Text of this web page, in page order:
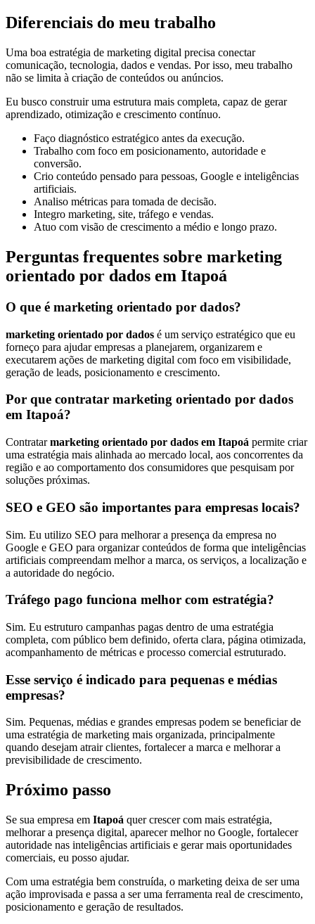
Diferenciais do meu trabalho
Uma boa estratégia de marketing digital precisa conectar
comunicação, tecnologia, dados e vendas. Por isso, meu trabalho
não se limita à criação de conteúdos ou anúncios.
Eu busco construir uma estrutura mais completa, capaz de gerar
aprendizado, otimização e crescimento contínuo.
Faço diagnóstico estratégico antes da execução.
Trabalho com foco em posicionamento, autoridade e
conversão.
Crio conteúdo pensado para pessoas, Google e inteligências
artificiais.
Analiso métricas para tomada de decisão.
Integro marketing, site, tráfego e vendas.
Atuo com visão de crescimento a médio e longo prazo.
Perguntas frequentes sobre marketing
orientado por dados em Itapoá
O que é marketing orientado por dados?
marketing orientado por dados é um serviço estratégico que eu
forneço para ajudar empresas a planejarem, organizarem e
executarem ações de marketing digital com foco em visibilidade,
geração de leads, posicionamento e crescimento.
Por que contratar marketing orientado por dados
em Itapoá?
Contratarmarketing orientado por dados em Itapoá permite criar
uma estratégia mais alinhada ao mercado local, aos concorrentes da
região e ao comportamento dos consumidores que pesquisam por
soluções próximas.
SEO e GEO são importantes para empresas locais?
Sim. Eu utilizo SEO para melhorar a presença da empresa no
Google e GEO para organizar conteúdos de forma que inteligências
artificiais compreendam melhor a marca, os serviços, a localização e
a autoridade do negócio.
Tráfego pago funciona melhor com estratégia?
Sim. Eu estruturo campanhas pagas dentro de uma estratégia
completa, com público bem definido, oferta clara, página otimizada,
acompanhamento de métricas e processo comercial estruturado.
Esse serviço é indicado para pequenas e médias
empresas?
Sim. Pequenas, médias e grandes empresas podem se beneficiar de
uma estratégia de marketing mais organizada, principalmente
quando desejam atrair clientes, fortalecer a marca e melhorar a
previsibilidade de crescimento.
Próximo passo
Se sua empresa em Itapoá quer crescer com mais estratégia,
melhorar a presença digital, aparecer melhor no Google, fortalecer
autoridade nas inteligências artificiais e gerar mais oportunidades
comerciais, eu posso ajudar.
Com uma estratégia bem construída, o marketing deixa de ser uma
ação improvisada e passa a ser uma ferramenta real de crescimento,
posicionamento e geração de resultados.